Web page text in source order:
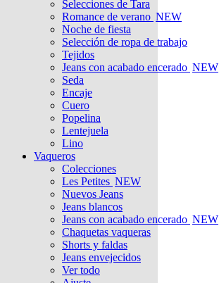
Selecciones de Tara
Romance de verano NEW
Noche de fiesta
Selección de ropa de trabajo
Tejidos
Jeans con acabado encerado NEW
Seda
Encaje
Cuero
Popelina
Lentejuela
Lino
Vaqueros
Colecciones
Les Petites NEW
Nuevos Jeans
Jeans blancos
Jeans con acabado encerado NEW
Chaquetas vaqueras
Shorts y faldas
Jeans envejecidos
Ver todo